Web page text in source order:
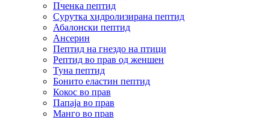
Пченка пептид
Сурутка хидролизирана пептид
Абалонски пептид
Ансерин
Пептид на гнездо на птици
Pептид во прав од женшен
Туна пептид
Бонито еластин пептид
Кокос во прав
Папаја во прав
Манго во прав